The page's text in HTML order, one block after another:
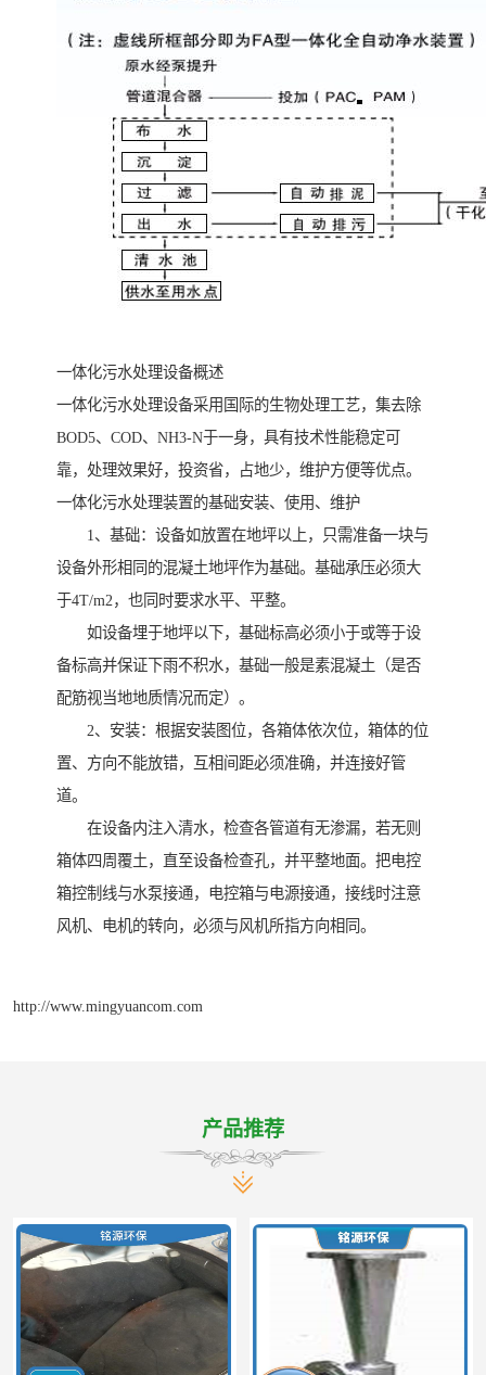
一体化污水处理设备概述
一体化污水处理设备采用国际的生物处理工艺，集去除
BOD5、COD、NH3-N于一身，具有技术性能稳定可
靠，处理效果好，投资省，占地少，维护方便等优点。
一体化污水处理装置的基础安装、使用、维护
1、基础：设备如放置在地坪以上，只需准备一块与
设备外形相同的混凝土地坪作为基础。基础承压必须大
于4T/m2，也同时要求水平、平整。
如设备埋于地坪以下，基础标高必须小于或等于设
备标高并保证下雨不积水，基础一般是素混凝土（是否
配筋视当地地质情况而定）。
2、安装：根据安装图位，各箱体依次位，箱体的位
置、方向不能放错，互相间距必须准确，并连接好管
道。
在设备内注入清水，检查各管道有无渗漏，若无则
箱体四周覆土，直至设备检查孔，并平整地面。把电控
箱控制线与水泵接通，电控箱与电源接通，接线时注意
风机、电机的转向，必须与风机所指方向相同。
http://www.mingyuancom.com
产品推荐